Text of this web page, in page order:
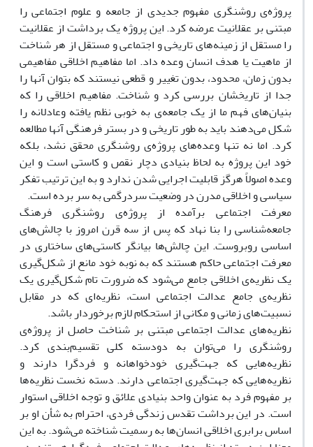
پروژه‌ی روشنگری مفهوم جدیدی از جامعه و علوم اجتماعی را
مبتنی بر عقلانیت عرضه کرد. این پروژه یک برداشت از عقلانیت
را مستقل از زمینه‌های تاریخی و اجتماعی و مستقل از هر شناخت
از ماهیت یا هدف انسان وعده داد. اما مفاهیم اخلاقی مفاهیمی
بدون زمان، محدود، بدون تغییر و قطعی نیستند که بتوان آنها را
جدا از تاریخشان بررسی کرد و شناخت. مفاهیم اخلاقی را که
بنیان‌های فهم ما از یک جامعه‌ی به خوبی نظم یافته وعادلانه را
شکل می‌دهند باید به طور تاریخی و در بستر فرهنگی آنها مطالعه
کرد. اما نه تنها وعده‌های پروژه‌ی روشنگری محقق نشد، بلکه
خود این پروژه به لحاظ بنیادی دچار نقص و کاستی است و این
وعده اصولاً هرگز قابلیت اجرایی شدن ندارد و به این ترتیب تفکر
سیاسی و اخلاقی مدرن در وضعیت سردرگمی به سر برده است.
معرفت اجتماعی برآمده از پروژه‌ی روشنگری فرهنگ
جامعه‌شناسی را بنا نهاد که پس از سه قرن امروز با چالش‌های
اساسی روبروست. این چالش‌ها بیانگر کاستی‌های ساختاری در
معرفت اجتماعی حاکم هستند که به نوبه خود مانع از شکل‌گیری
یک نظریه‌ی اخلاقی جامع می‌شود که ضرورت تام شکل‌گیری یک
نظریه‌ی جامع عدالت اجتماعی است، نظریه‌ای که در مقابل
نسبیت‌های زمانی و مکانی از استحکام لازم برخوردار باشد.
نظریه‌های عدالت اجتماعی مبتنی بر شناخت حاصل از پروژه‌ی
روشنگری را می‌توان به دودسته کلی تقسیم‌بندی کرد.
نظریه‌هایی که جهت‌گیری خودخواهانه و فردگرا دارند و
نظریه‌هایی که جهت‌گیری اجتماعی دارند. دسته نخست نظریه‌ها
بر مفهوم فرد به عنوان واحد بنیادی علائق و توجه اخلاقی استوار
است. در این برداشت تقدس زندگی فردی، احترام به شأن او بر
اساس برابری اخلاقی انسان‌ها به رسمیت شناخته می‌شود. به این